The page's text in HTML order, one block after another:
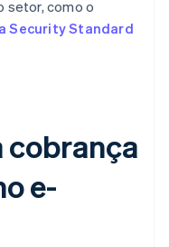
setor, como o
Security Standard
cobrança
e-